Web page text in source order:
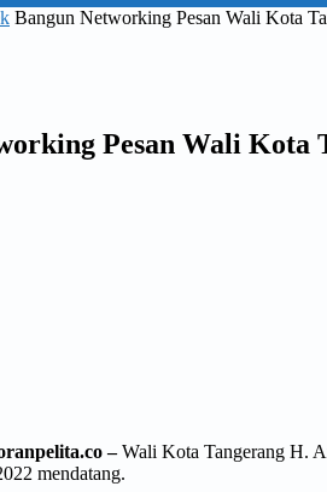
Bangun Networking Pesan Wali Kota
Pesan Wali Kota
–Wali Kota Tangerang H.
mendatang.